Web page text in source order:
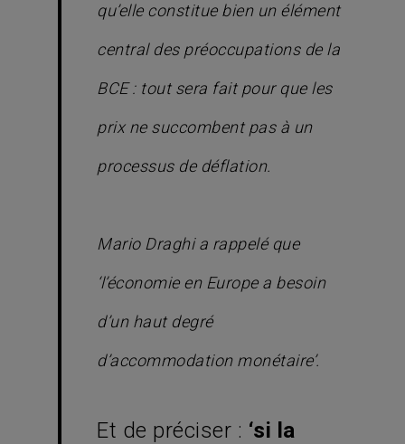
qu’elle constitue bien un élément
central des préoccupations de la
BCE : tout sera fait pour que les
prix ne succombent pas à un
processus de déflation.
Mario Draghi a rappelé que
‘l’économie en Europe a besoin
d’un haut degré
d’accommodation monétaire’.
Et de préciser : ‘si la